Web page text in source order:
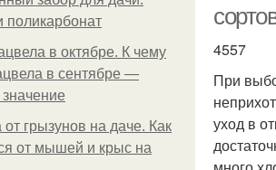
поликарбонат
в октябре. К чему
в сентябре —
грызунов на даче. Как
от мышей и крыс на
4557
При
уход в